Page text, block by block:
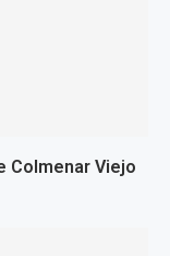
Colmenar Viejo